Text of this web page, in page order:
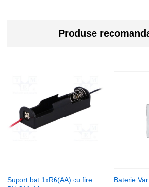
Produse
Suport bat 1xR6(AA) cu fire
Baterie